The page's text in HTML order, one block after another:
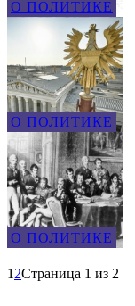
О ПОЛИТИКЕ
О ПОЛИТИКЕ
О ПОЛИТИКЕ
1 2Страница 1 из 2